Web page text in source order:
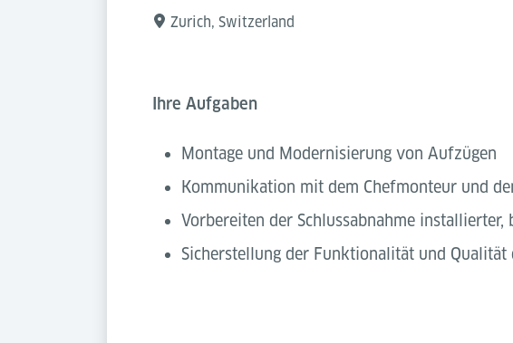
Zurich, Switzerland
Ihre Aufgaben
Montage und Modernisierung von Aufzügen
Kommunikation mit dem Chefmonteur und
Vorbereiten der Schlussabnahme installierter,
Sicherstellung der Funktionalität und Qualität